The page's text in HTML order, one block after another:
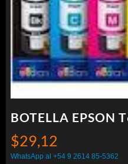
BOTELLA EPSON
$29,12
WhatsApp al +54 9 2614 85-5362